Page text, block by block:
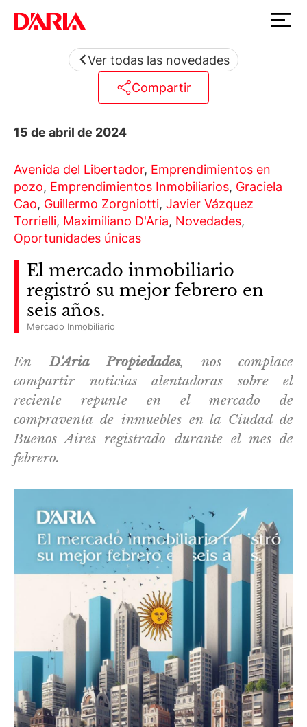
Ver todas las novedades
Compartir
15 de abril de 2024
Avenida del Libertador, Emprendimientos en
pozo, Emprendimientos Inmobiliarios, Graciela
Cao, Guillermo Zorgniotti, Javier Vázquez
Torrielli, Maximiliano D'Aria, Novedades,
Oportunidades únicas
El mercado inmobiliario
registró su mejor febrero en
seis años.
Mercado Inmobiliario
EnD'Aria Propiedades, nos complace
compartir noticias alentadoras sobre el
reciente repunte en el mercado de
compraventa de inmuebles en la Ciudad de
Buenos Aires registrado durante el mes de
febrero.